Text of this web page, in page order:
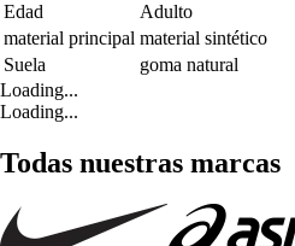
Edad
Adulto
material principal material sintético
Suela
goma natural
Loading...
Loading...
Todas nuestras marcas